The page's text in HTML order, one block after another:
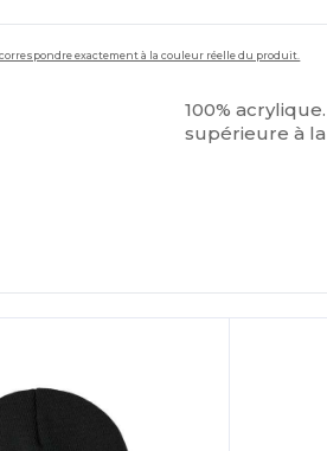
exactement à la couleur réelle du produit.
100%
supérieure à